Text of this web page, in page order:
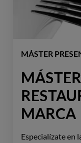
MÁSTER
MARCA
Especialízate en